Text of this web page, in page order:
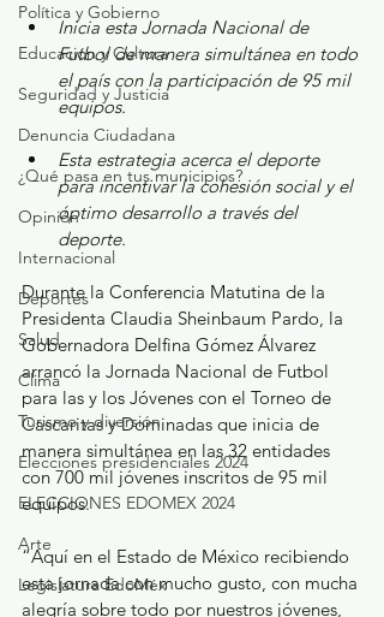
Política y Gobierno
Educación y Cultura
Seguridad y Justicia
Denuncia Ciudadana
¿Qué pasa en tus municipios?
Opinión
Internacional
Deportes
Salud
Clima
Turismo y diversión
Elecciones presidenciales 2024
ELECCIONES EDOMEX 2024
Arte
Legislatura EdoMéx
Inicia esta Jornada Nacional de
Futbol de manera simultánea en todo
el país con la participación de 95 mil
equipos.
Esta estrategia acerca el deporte
para incentivar la cohesión social y el
óptimo desarrollo a través del
deporte.
Durante la Conferencia Matutina de la
Presidenta Claudia Sheinbaum Pardo, la
Gobernadora Delfina Gómez Álvarez
arrancó la Jornada Nacional de Futbol
para las y los Jóvenes con el Torneo de
Cascaritas y Dominadas que inicia de
manera simultánea en las 32 entidades
con 700 mil jóvenes inscritos de 95 mil
equipos.
“Aquí en el Estado de México recibiendo
esta jornada con mucho gusto, con mucha
alegría sobre todo por nuestros jóvenes,